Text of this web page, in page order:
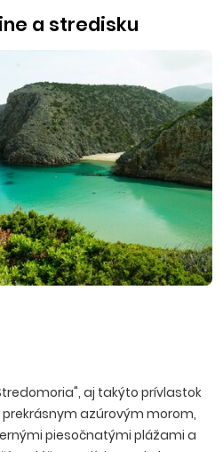
a stredisku
aj takýto prívlastok
azúrovým morom,
piesočnatými plážami a